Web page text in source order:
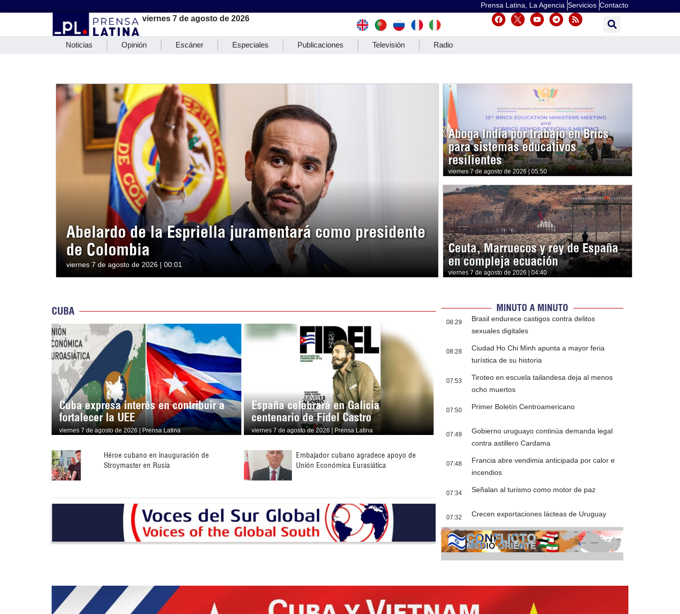
Prensa Latina, La Agencia Servicios Contacto
viernes 7 de agosto de 2026
Noticias Opinión Escáner Especiales Publicaciones Televisión Radio
Abelardo de la Espriella juramentará como presidente
de Colombia
viernes 7 de agosto de 2026 | 00:01
Aboga India por trabajo en Brics
para sistemas educativos
resilientes
viernes 7 de agosto de 2026 | 05:50
Ceuta, Marruecos y rey de España
en compleja ecuación
viernes 7 de agosto de 2026 | 04:40
CUBA
Cuba expresa interés en contribuir a
fortalecer la UEE
viernes 7 de agosto de 2026 | Prensa Latina
España celebrará en Galicia
centenario de Fidel Castro
viernes 7 de agosto de 2026 | Prensa Latina
Héroe cubano en inauguración de
Stroymaster en Rusia
Embajador cubano agradece apoyo de
Unión Económica Eurasiática
MINUTO A MINUTO
08:29
Brasil endurece castigos contra delitos
sexuales digitales
08:28
Ciudad Ho Chi Minh apunta a mayor feria
turística de su historia
07:53
Tiroteo en escuela tailandesa deja al menos
ocho muertos
07:50 Primer Boletín Centroamericano
07:49
Gobierno uruguayo continúa demanda legal
contra astillero Cardama
07:48
Francia abre vendimia anticipada por calor e
incendios
07:34 Señalan al turismo como motor de paz
07:32 Crecen exportaciones lácteas de Uruguay
Cobertura